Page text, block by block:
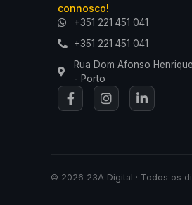
connosco!
+351 221 451 041
+351 221 451 041
Rua Dom Afonso
- Porto
© 2026 23A Digital · Todos os